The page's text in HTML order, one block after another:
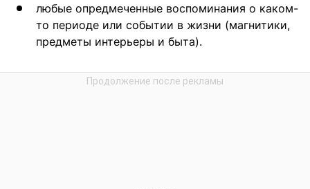
любые опредмеченные воспоминания о каком-
то периоде или событии в жизни (магнитики,
предметы интерьеры и быта).